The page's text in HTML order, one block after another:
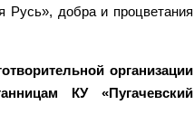
Русь», добра и процветания
организации
КУ «Пугачевский